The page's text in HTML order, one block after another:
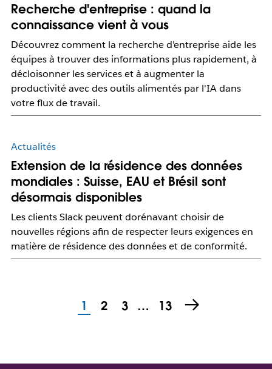
Recherche d'entreprise : quand la
connaissance vient à vous
Découvrez comment la recherche d'entreprise aide les
équipes à trouver des informations plus rapidement, à
décloisonner les services et à augmenter la
productivité avec des outils alimentés par l'IA dans
votre flux de travail.
Actualités
Extension de la résidence des données
mondiales : Suisse, EAU et Brésil sont
désormais disponibles
Les clients Slack peuvent dorénavant choisir de
nouvelles régions afin de respecter leurs exigences en
matière de résidence des données et de conformité.
1 2 3 … 13